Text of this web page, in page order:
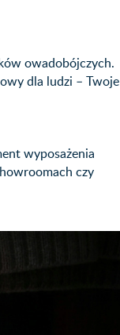
owadobójczych.
dla ludzi – Twoje
wyposażenia
czy